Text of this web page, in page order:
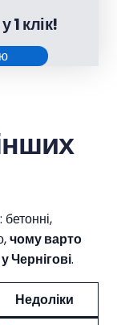
1 клік!
бетонні,
чому варто
у Чернігові.
Недоліки